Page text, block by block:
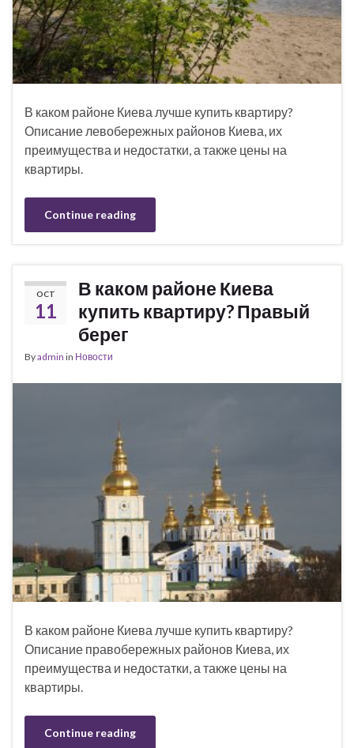
В каком районе Киева лучше купить квартиру?
Описание левобережных районов Киева, их
преимущества и недостатки, а также цены на
квартиры.
Continue reading
OCT
11
В каком районе Киева
купить квартиру? Правый
берег
Byadmin in Новости
В каком районе Киева лучше купить квартиру?
Описание правобережных районов Киева, их
преимущества и недостатки, а также цены на
квартиры.
Continue reading